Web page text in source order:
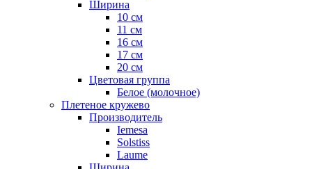
Ширина
10 см
11 см
16 см
17 см
20 см
Цветовая группа
Белое (молочное)
Плетеное кружево
Производитель
Iemesa
Solstiss
Laume